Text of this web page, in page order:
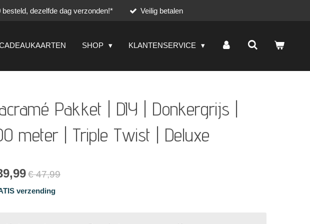
dezelfde dag verzonden!* Veilig betalen
SHOP KLANTENSERVICE
Pakket | DIY | Donkergrijs |
meter | Triple Twist | Deluxe
€ 47,99
verzending